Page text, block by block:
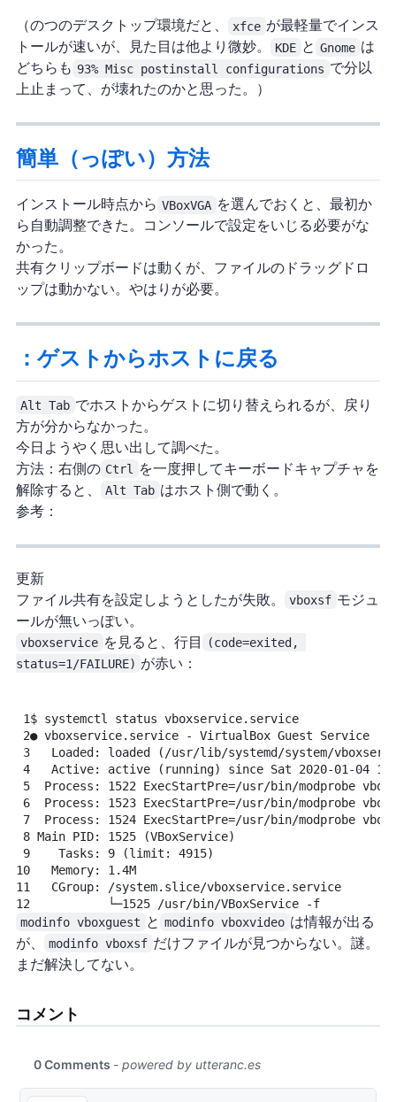
（Manjaroの3つのデスクトップ環境だと、 xfce が最軽量でインス
トールが速いが、見た目は他より微妙。
KDE と Gnome は
どちらも 93% Misc postinstall configurations で10分以
上止まって、PCが壊れたのかと思った。）
簡単（っぽい）方法
VMインストール時点から VBoxVGA を選んでおくと、最初か
ら自動調整できた。コンソールで設定をいじる必要がな
かった。
共有クリップボードは動くが、ファイルのドラッグ&ドロ
ップは動かない。やはりGuest Additionsが必要。
Tips：ゲストからホストに戻る
Alt Tab でホストからゲストに切り替えられるが、戻り
方が分からなかった。
今日ようやく思い出して調べた。
方法：右側の Ctrl
を一度押してキーボードキャプチャを
解除すると、
Alt Tab はホスト側で動く。
参考：
2020/01/04 更新
ファイル共有を設定しようとしたが失敗。
vboxsf モジュ
ールが無いっぽい。
vboxservice を見ると、7行目
(code=exited,
status=1/FAILURE) が赤い：
1$ systemctl status vboxservice.service
2● vboxservice.service - VirtualBox Guest
Service
3
Loaded: loaded
(/usr/lib/systemd/system/
4
Active: active (running) since Sat 2020-01-04
5
Process: 1522 ExecStartPre=/usr/bin/modprobe
6
Process: 1523 ExecStartPre=/usr/bin/modprobe
7
Process: 1524 ExecStartPre=/usr/bin/modprobe
8 Main PID: 1525 (VBoxService)
9
Tasks: 9 (limit: 4915)
10
Memory:
1.4M
11
CGroup:
/system.slice/vboxservice.service
12
└─1525 /usr/bin/VBoxService
-f
modinfo vboxguest と modinfo vboxvideo は情報が出る
が、
modinfo vboxsf だけファイルが見つからない。謎。
まだ解決してない。
コメント